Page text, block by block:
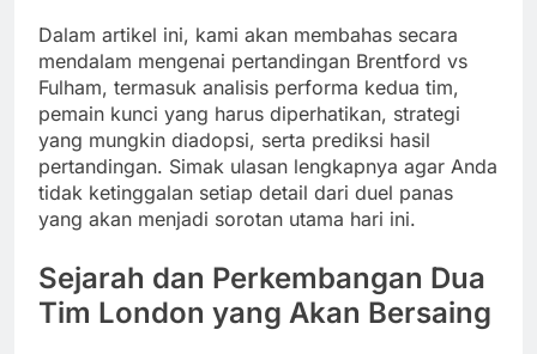
Dalam artikel ini, kami akan membahas secara
mendalam mengenai pertandingan Brentford vs
Fulham, termasuk analisis performa kedua tim,
pemain kunci yang harus diperhatikan, strategi
yang mungkin diadopsi, serta prediksi hasil
pertandingan. Simak ulasan lengkapnya agar Anda
tidak ketinggalan setiap detail dari duel panas
yang akan menjadi sorotan utama hari ini.
Sejarah dan Perkembangan Dua
Tim London yang Akan Bersaing